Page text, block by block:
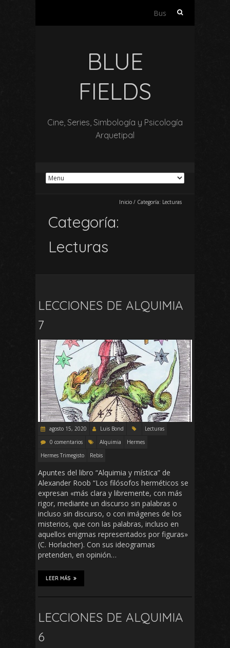
Buscar:
BLUE
FIELDS
Cine, Series, Simbología y Psicología
Arquetipal
Inicio / Categoría: Lecturas
Categoría:
Lecturas
LECCIONES DE ALQUIMIA
7
agosto 15, 2020 Luis Bond
Lecturas
0 comentarios
Alquimia
Hermes
Hermes Trimegisto
Rebis
Apuntes del libro “Alquimia y mística” de
Alexander Roob “Los filósofos herméticos se
expresan «más clara y libremente, con más
rigor, mediante un discurso sin palabras o
incluso sin discurso, o con imágenes de los
misterios, que con las palabras, incluso en
aquellos enigmas representados por figuras»
(C. Horlacher). Con sus ideogramas
pretenden, en opinión…
LEER MÁS
LECCIONES DE ALQUIMIA
6